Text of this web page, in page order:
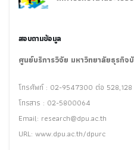
สอบถามข้อมูล
ศูนย์บริการวิจัย มหาวิทยาลัยธุรกิ
โทรศัพท์ : 02-9547300 ต่อ 528,128
โทรสาร : 02-5800064
Email: research@dpu.ac.th
URL: www.dpu.ac.th/dpurc